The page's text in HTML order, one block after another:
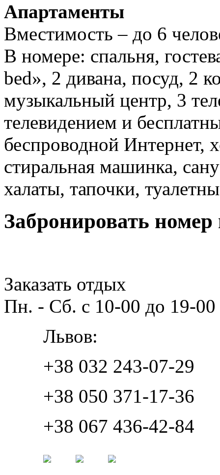
Апартаменты
Вместимость – до 6
В номере: спальня,
bed», 2 дивана, посуд, 2
музыкальный центр, 3
телевидением и
беспроводной Интернет,
стиральная машинка,
халаты, тапочки,
Забронировать
Заказать отдых
Пн. - Сб. с 10-00 до 19-00
Львов:
+38 032 243-07-29
+38 050 371-17-36
+38 067 436-42-84